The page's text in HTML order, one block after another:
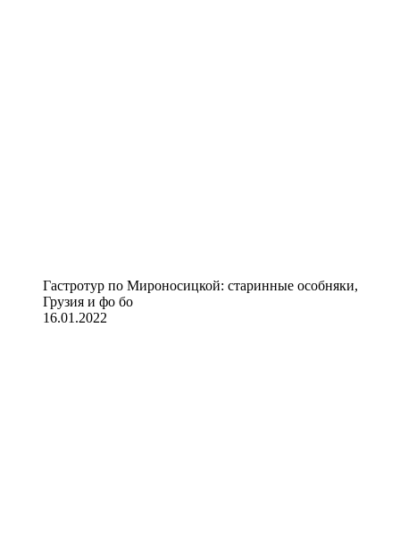
Гастротур по Мироносицкой: старинные особняки,
Грузия и фо бо
16.01.2022